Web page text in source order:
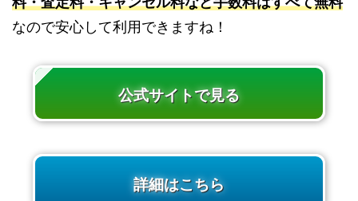
なので安心して利用できますね！
公式サイトで見る
詳細はこちら